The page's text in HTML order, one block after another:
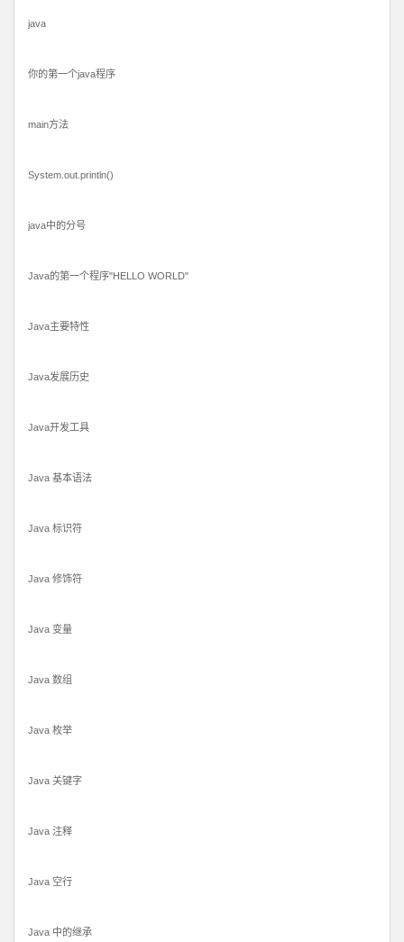
java
你的第一个java程序
main方法
System.out.println()
java中的分号
Java的第一个程序"HELLO WORLD"
Java主要特性
Java发展历史
Java开发工具
Java 基本语法
Java 标识符
Java 修饰符
Java 变量
Java 数组
Java 枚举
Java 关键字
Java 注释
Java 空行
Java 中的继承